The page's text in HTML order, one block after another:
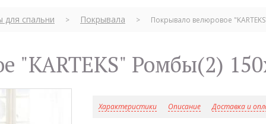
для спальни > Покрывала > Покрывало велюровое
"KARTEKS" Ромбы(2)
Характеристики Описание Доставка и